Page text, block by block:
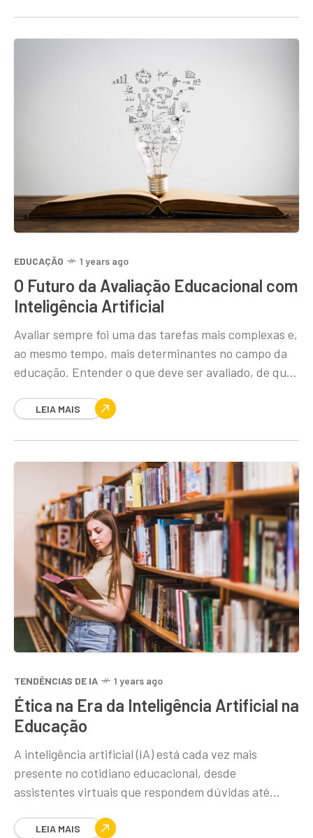
EDUCAÇÃO 1 years ago
O Futuro da Avaliação Educacional com
Inteligência Artificial
Avaliar sempre foi uma das tarefas mais complexas e,
ao mesmo tempo, mais determinantes no campo da
educação. Entender o que deve ser avaliado, de que
LEIA MAIS
TENDÊNCIAS DE IA 1 years ago
Ética na Era da Inteligência Artificial na
Educação
A inteligência artificial (IA) está cada vez mais
presente no cotidiano educacional, desde
assistentes virtuais que respondem dúvidas até
o ritmo de cada aluno.
LEIA MAIS